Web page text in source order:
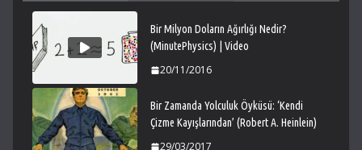
Bir Milyon Doların Ağırlığı Nedir?
(MinutePhysics) | Video
20/11/2016
Bir Zamanda Yolculuk Öyküsü: ‘Kendi
Çizme Kayışlarından’ (Robert A. Heinlein)
29/03/2017